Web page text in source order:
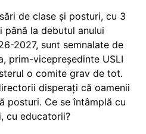
de clase și posturi, cu 3
până la debutul anului
2027, sunt semnalate de
prim-vicepreședinte USLI
o comite grav de tot.
disperați că oamenii
posturi. Ce se întâmplă cu
cu educatorii?